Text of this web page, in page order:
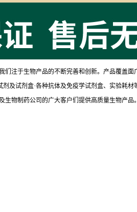
注于生物产品的不断完善和创新。产品覆盖
及试剂盒·各种抗体及免疫学试剂盒、实验耗
物制药公司的广大客户们提供高质量生物产